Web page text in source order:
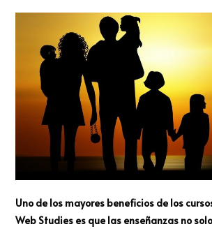
Uno de los mayores beneficios de los
Web Studies es que las enseñanzas no